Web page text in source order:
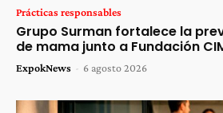
Prácticas responsables
Grupo Surman fortalece la
de mama junto a Fundación
ExpokNews - 6 agosto 2026